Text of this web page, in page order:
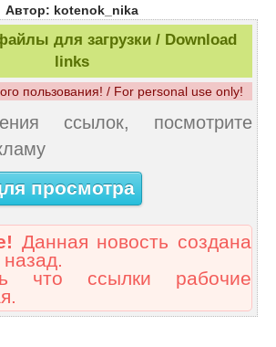
Автор: kotenok_nika
для загрузки / Download
links
пользования! / For personal use only!
ссылок, посмотрите
просмотра
Данная новость создана
что ссылки рабочие